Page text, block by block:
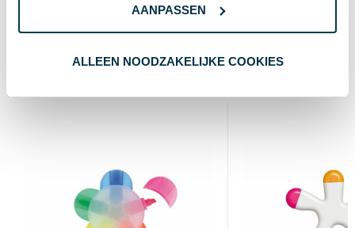
AANPASSEN
ALLEEN NOODZAKELIJKE COOKIES
Groen / Wit
Wat anderen bekijken